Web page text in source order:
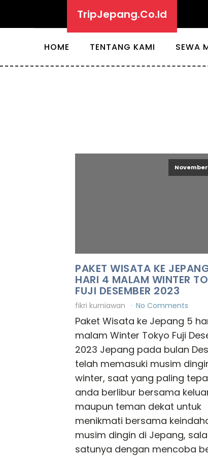
TripJepang.Co.Id
HOME TENTANG KAMI SEWA
November
PAKET WISATA KE
HARI 4 MALAM WINTER
FUJI DESEMBER 2023
fikri kurniawan No Comments
Paket Wisata ke Jepang 5
malam Winter Tokyo Fuji
2023 Jepang pada bulan
telah memasuki musim
winter, saat yang paling
anda berlibur bersama
maupun teman dekat untuk
menikmati bersama
musim dingin di Jepang,
satunya dengan mencoba